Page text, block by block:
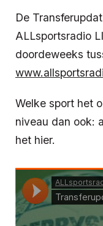
De
ALLsportsradio
doordeweeks
Welke sport het
niveau dan ook:
het hier.